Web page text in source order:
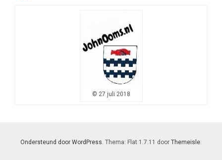
© 27 juli 2018
Ondersteund door WordPress . Thema: Flat 1.7.11 door Themeisle